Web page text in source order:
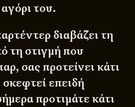
του.
διαβάζει τη
τη στιγμή που
σας προτείνει κάτι
επειδή
προτιμάτε κάτι